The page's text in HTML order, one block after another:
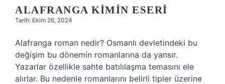
ALAFRANGA KIMIN ESERI
Tarih: Ekim 26, 2024
Alafranga roman nedir? Osmanlı devletindeki bu
değişim bu dönemin romanlarına da yansır.
Yazarlar özellikle sahte batılılaşma temasını ele
alırlar. Bu nedenle romanlarını belirli tipler üzerine